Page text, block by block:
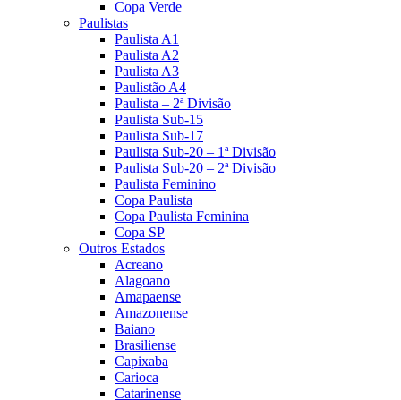
Copa Verde
Paulistas
Paulista A1
Paulista A2
Paulista A3
Paulistão A4
Paulista – 2ª Divisão
Paulista Sub-15
Paulista Sub-17
Paulista Sub-20 – 1ª Divisão
Paulista Sub-20 – 2ª Divisão
Paulista Feminino
Copa Paulista
Copa Paulista Feminina
Copa SP
Outros Estados
Acreano
Alagoano
Amapaense
Amazonense
Baiano
Brasiliense
Capixaba
Carioca
Catarinense